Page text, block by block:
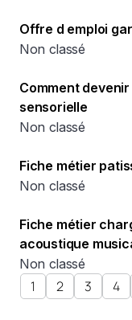
Offre d emploi
Non classé
Comment
sensorielle
Non classé
Fiche métier
Non classé
Fiche métier
acoustique
Non classé
1 2 3 4